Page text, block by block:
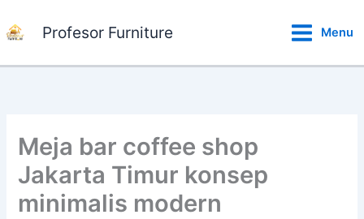
ke
Profesor Furniture Menu
Meja bar coffee shop
Jakarta Timur konsep
minimalis modern